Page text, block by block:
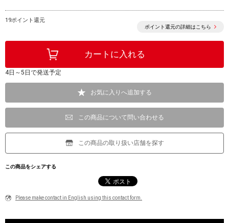
19ポイント還元
ポイント還元の詳細はこちら
4日～5日で発送予定
お気に入りへ追加する
この商品について問い合わせる
この商品の取り扱い店舗を探す
この商品をシェアする
Please make contact in English using this contact form.